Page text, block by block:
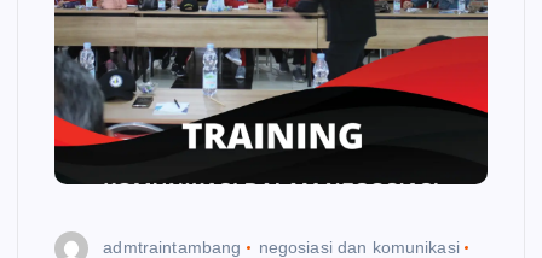
admtraintambang
negosiasi dan komunikasi